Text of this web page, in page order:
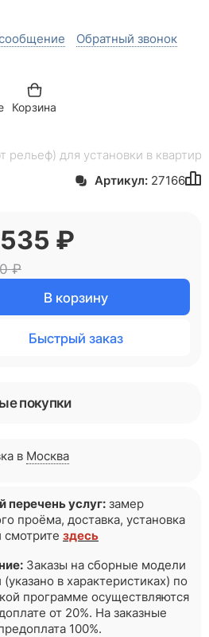
Обратный звонок
Корзина
для установки в квартиру
Артикул: 27166
₽
₽
В корзину
Быстрый заказ
покупки
в Москва
перечень услуг: замер
проёма, доставка, установка
смотрите здесь
Заказы на сборные модели
в характеристиках) по
программе осуществляются
от 20%. На заказные
100%.